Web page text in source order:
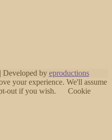
by eproductions
your experience. We'll assume
out if you wish.
Cookie